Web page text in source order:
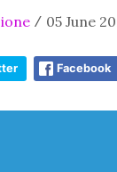
/ 05 June
Facebook